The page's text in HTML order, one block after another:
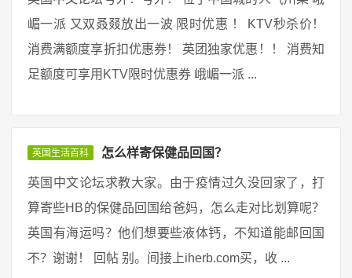
嵋一派 又双叒叕放出一波 限时优惠 ！ KTV秒杀价！
消费满额度享折扣优惠券！ 英团独家优惠！！ 消费知
足额度可享用KTV限时优惠券 峨嵋一派 ...
英国生活百科 怎么样寄保健品回国？
英国中文论坛求教大家。由于疫情过久没回家了，打
算寄些HB的保健品回国给爸妈，怎么走对比划算呢？
英国有海运吗？他们想要些液体钙，不知道能邮回国
不？谢谢！ 回帖 别。间接上iherb.com买，收 ...